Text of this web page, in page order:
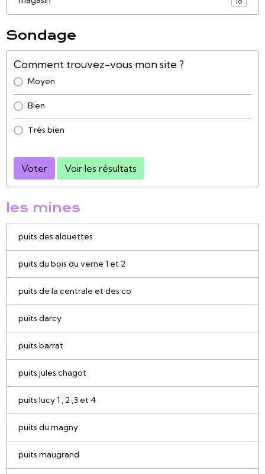
Sondage
Comment trouvez-vous mon site ?
Moyen
Bien
Très bien
Voter Voir les résultats
les mines
puits des alouettes
puits du bois du verne 1 et 2
puits de la centrale et des co
puits darcy
puits barrat
puits jules chagot
puits lucy 1 , 2 ,3 et 4
puits du magny
puits maugrand